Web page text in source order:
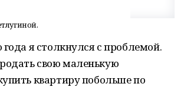
года я столкнулся с проблемой.
свою маленькую
квартиру побольше по